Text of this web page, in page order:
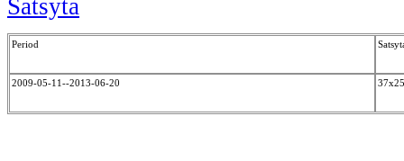
Satsyta
Period
2009-05-11--2013-06-20